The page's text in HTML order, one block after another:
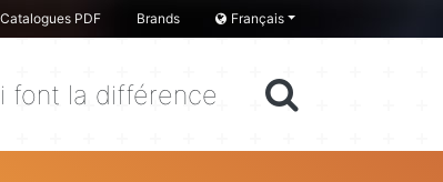
Catalogues PDF Brands Français
font la différence